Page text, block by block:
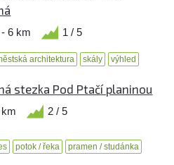
6 km 1 / 5
architektura skály výhled
stezka Pod Ptačí planinou
2 / 5
potok / řeka
pramen / studánka